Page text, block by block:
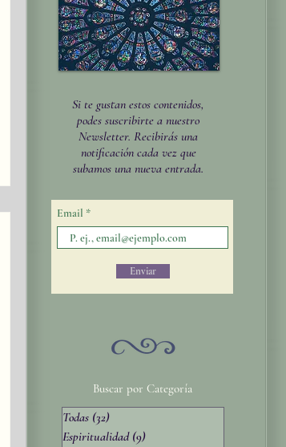
Si te gustan estos contenidos,
podes suscribirte a nuestro
Newsletter. Recibirás una
notificación cada vez que
subamos una nueva entrada.
Email
Enviar
Buscar por Categoría
Todas (32)
Espiritualidad (9)